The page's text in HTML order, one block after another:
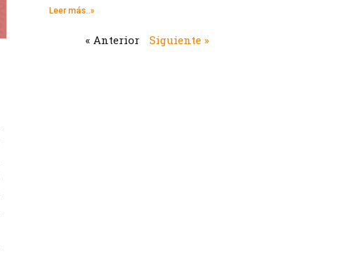
Leer más..»
« Anterior Siguiente »